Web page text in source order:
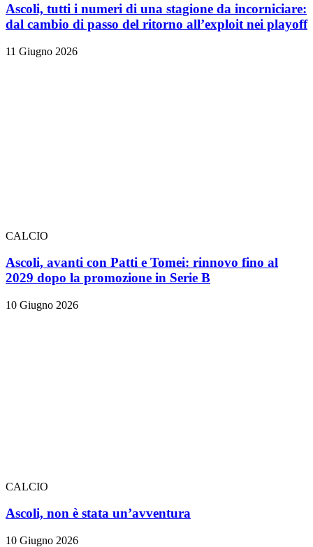
Ascoli, tutti i numeri di una stagione da incorniciare:
dal cambio di passo del ritorno all’exploit nei playoff
11 Giugno 2026
CALCIO
Ascoli, avanti con Patti e Tomei: rinnovo fino al
2029 dopo la promozione in Serie B
10 Giugno 2026
CALCIO
Ascoli, non è stata un’avventura
10 Giugno 2026